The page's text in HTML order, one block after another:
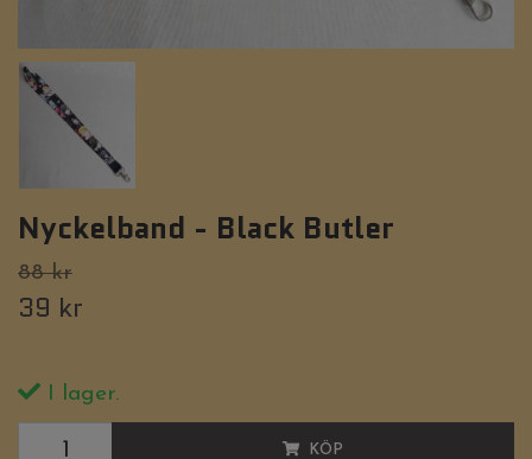
Nyckelband - Black Butler
88 kr
39 kr
I lager.
KÖP